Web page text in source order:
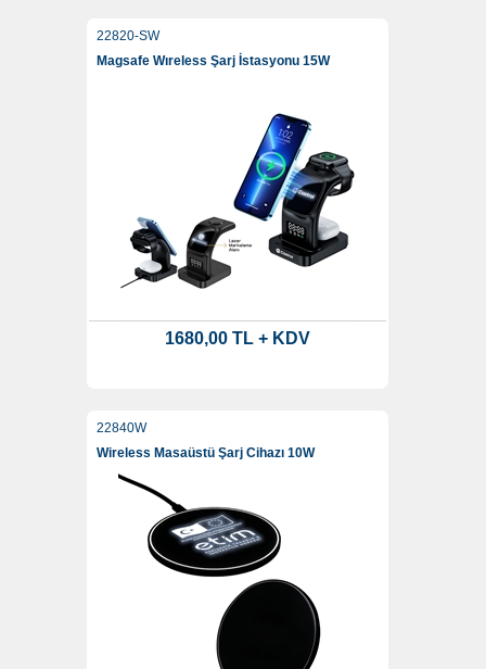
22820-SW
Magsafe Wıreless Şarj İstasyonu 15W
1680,00 TL + KDV
22840W
Wireless Masaüstü Şarj Cihazı 10W